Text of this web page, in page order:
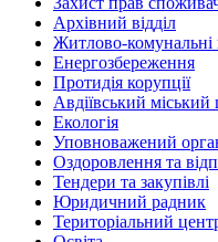
Архівний відділ
Житлово-комунальні
Енергозбереження
Протидія корупції
Авдіївський
Екологія
Уповноважений
Оздоровлення та
Тендери та закупівлі
Юридичний радник
Територіальний